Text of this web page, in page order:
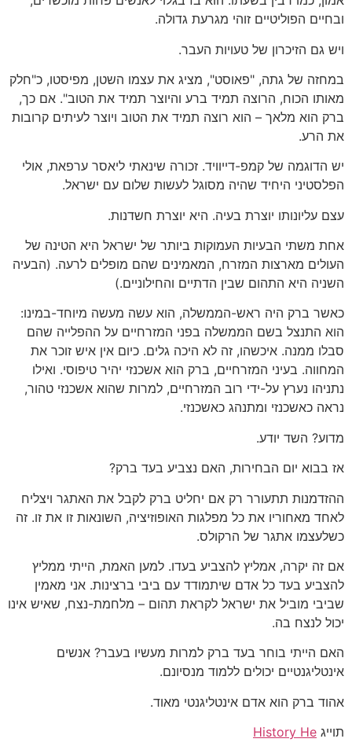
ובחיים הפוליטיים זוהי מגרעת גדולה.
ויש גם הזיכרון של טעויות העבר.
במחזה של גתה, "פאוסט", מציג את עצמו השטן, מפיסטו, כ"חלק
מאותו הכוח, הרוצה תמיד ברע והיוצר תמיד את הטוב". אם כך,
ברק הוא מלאך – הוא רוצה תמיד את הטוב ויוצר לעיתים קרובות
את הרע.
יש הדוגמה של קמפ-דייוויד. זכורה שינאתי ליאסר ערפאת, אולי
הפלסטיני היחיד שהיה מסוגל לעשות שלום עם ישראל.
עצם עליונותו יוצרת בעיה. היא יוצרת חשדנות.
אחת משתי הבעיות העמוקות ביותר של ישראל היא הטינה של
העולים מארצות המזרח, המאמינים שהם מופלים לרעה. (הבעיה
השניה היא התהום שבין הדתיים והחילוניים.)
כאשר ברק היה ראש-הממשלה, הוא עשה מעשה מיוחד-במינו:
הוא התנצל בשם הממשלה בפני המזרחיים על ההפלייה שהם
סבלו ממנה. איכשהו, זה לא היכה גלים. כיום אין איש זוכר את
המחווה. בעיני המזרחיים, ברק הוא אשכנזי יהיר טיפוסי. ואילו
נתניהו נערץ על-ידי רוב המזרחיים, למרות שהוא אשכנזי טהור,
נראה כאשכנזי ומתנהג כאשכנזי.
מדוע? השד יודע.
אז בבוא יום הבחירות, האם נצביע בעד ברק?
ההזדמנות תתעורר רק אם יחליט ברק לקבל את האתגר ויצליח
לאחד מאחוריו את כל מפלגות האופוזיציה, השונאות זו את זו. זה
כשלעצמו אתגר של הרקולס.
אם זה יקרה, אמליץ להצביע בעדו. למען האמת, הייתי ממליץ
להצביע בעד כל אדם שיתמודד עם ביבי ברצינות. אני מאמין
שביבי מוביל את ישראל לקראת תהום – מלחמת-נצח, שאיש אינו
יכול לנצח בה.
האם הייתי בוחר בעד ברק למרות מעשיו בעבר? אנשים
אינטליגנטיים יכולים ללמוד מנסיונם.
אהוד ברק הוא אדם אינטליגנטי מאוד.
תוייג History He